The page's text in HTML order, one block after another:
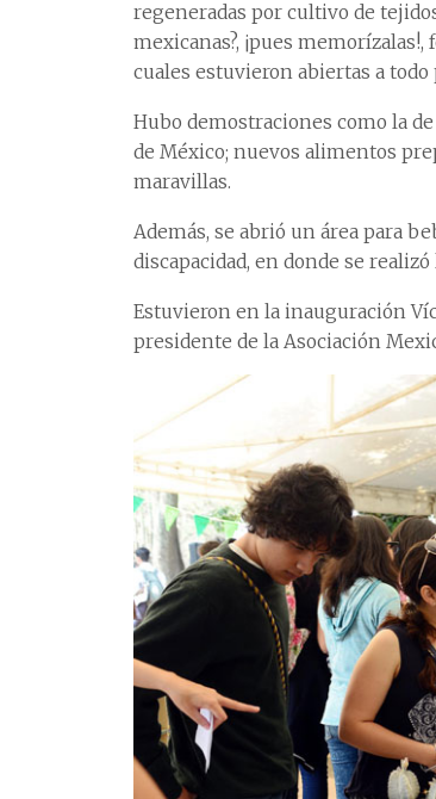
regeneradas por cultivo de
mexicanas?, ¡pues
cuales estuvieron abiertas a todo
Hubo demostraciones como la
de México; nuevos alimentos
maravillas.
Además, se abrió un área para
discapacidad, en donde se
Estuvieron en la inauguración
presidente de la Asociación